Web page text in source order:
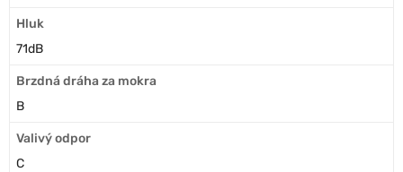
Hluk
71dB
Brzdná dráha za mokra
B
Valivý odpor
C